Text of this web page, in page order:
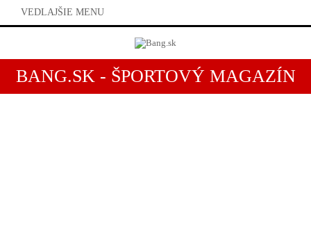
VEDLAJŠIE MENU
BANG.SK - ŠPORTOVÝ MAGAZÍN